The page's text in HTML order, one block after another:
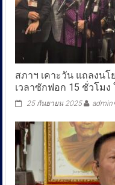
สภาฯ เคาะวัน แถลงนโ
เวลาซักฟอก 15 ชั่วโม
25 กันยายน 2025 admin